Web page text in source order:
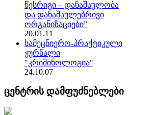
წესრიგი – დანაშაულობა
და დანაშაულებრივი
ორგანიზაციები”
20.01.11
სამეცნიერო-პრაქტიკული
ჟურნალი
"კრიმინოლოგია"
24.10.07
ცენტრის დამფუძნებლები